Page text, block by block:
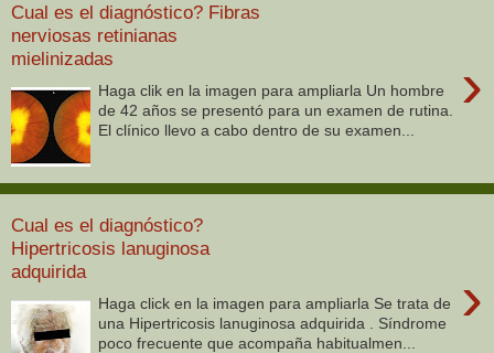
Cual es el diagnóstico? Fibras
nerviosas retinianas
mielinizadas
›
Haga clik en la imagen para ampliarla Un hombre
de 42 años se presentó para un examen de rutina.
El clínico llevo a cabo dentro de su examen...
Cual es el diagnóstico?
Hipertricosis lanuginosa
adquirida
›
Haga click en la imagen para ampliarla Se trata de
una Hipertricosis lanuginosa adquirida . Síndrome
poco frecuente que acompaña habitualmen...